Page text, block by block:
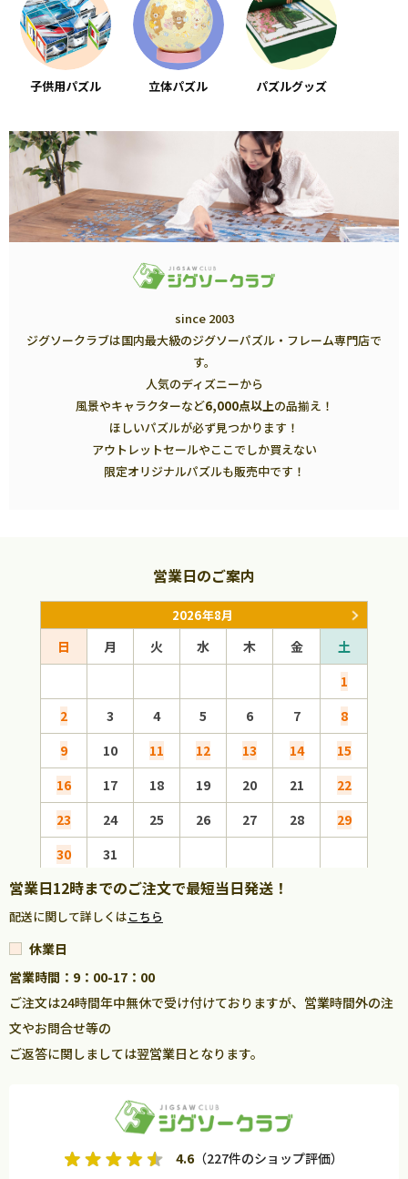
子供用パズル 立体パズル パズルグッズ
since 2003
ジグソークラブは国内最大級のジグソーパズル・フレーム専門店で
す。
人気のディズニーから
風景やキャラクターなど6,000点以上の品揃え！
ほしいパズルが必ず見つかります！
アウトレットセールやここでしか買えない
限定オリジナルパズルも販売中です！
営業日のご案内
2026年8月
日 月 火 水 木 金
土
1
2
3 4 5 6 7
8
9
10 11 12 13 14
15
16
17 18 19 20 21
22
23
24 25 26 27 28
29
30
31
営業日12時までのご注文で最短当日発送！
配送に関して詳しくはこちら
休業日
営業時間：9：00-17：00
ご注文は24時間年中無休で受け付けておりますが、営業時間外の注
文やお問合せ等の
ご返答に関しましては翌営業日となります。
4.6 （227件のショップ評価）